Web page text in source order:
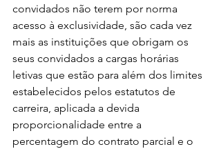
convidados não terem por norma
acesso à exclusividade, são cada vez
mais as instituições que obrigam os
seus convidados a cargas horárias
letivas que estão para além dos limites
estabelecidos pelos estatutos de
carreira, aplicada a devida
proporcionalidade entre a
percentagem do contrato parcial e o